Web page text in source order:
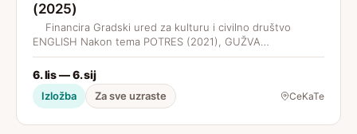
(2025)
Financira Gradski ured za kulturu i civilno društvo
ENGLISH Nakon tema POTRES (2021), GUŽVA…
6. lis — 6. sij
Izložba Za sve uzraste CeKaTe